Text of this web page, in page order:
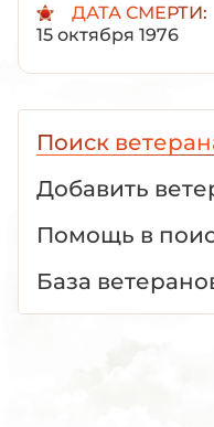
ДАТА СМЕРТИ:
15 октября 1976
Поиск
Добавить
Помощь в
База